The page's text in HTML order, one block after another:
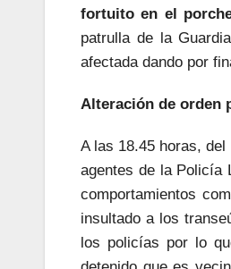
fortuito en el
patrulla de la
afectada dando por
Alteración de orden
A las 18.45 horas,
agentes de la Policía
comportamientos
insultado a los
los policías por lo